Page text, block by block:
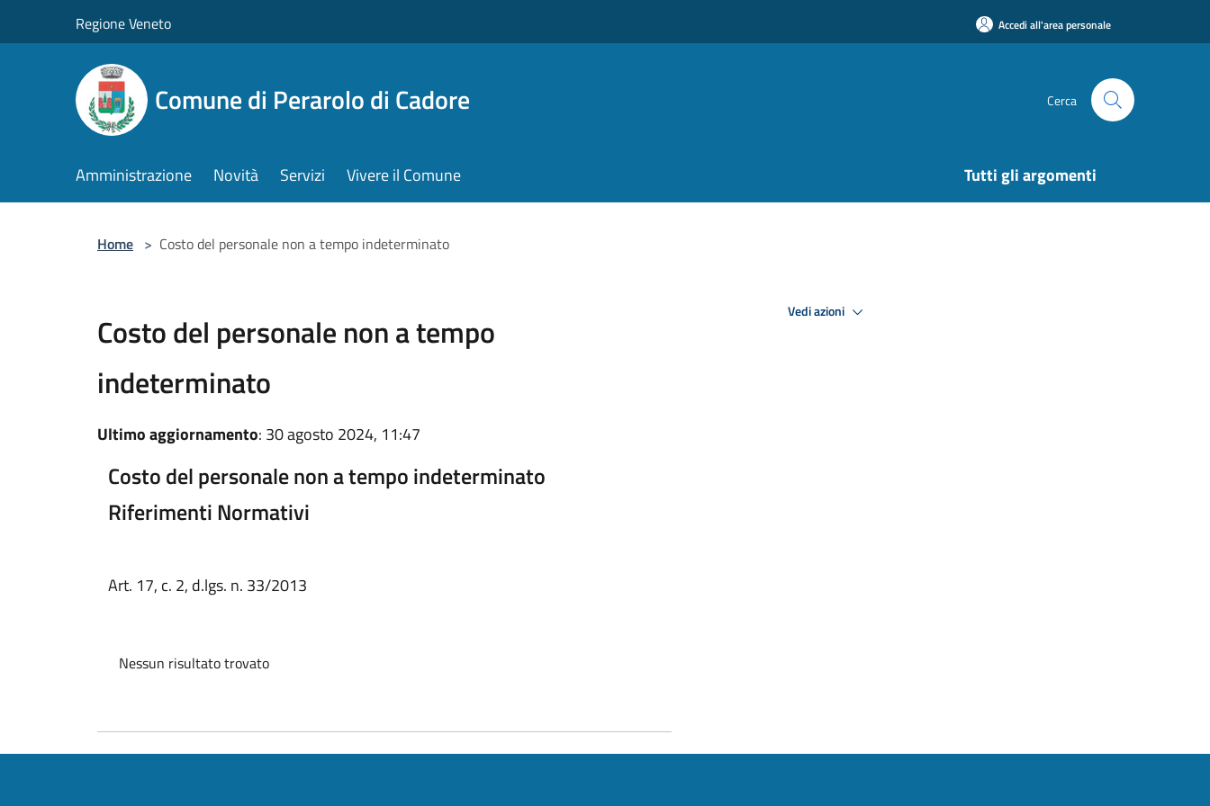
Regione Veneto Accedi all'area personale
Comune di Perarolo di Cadore Cerca
Amministrazione Novità Servizi Vivere il Comune Tutti gli argomenti
Home > Costo del personale non a tempo indeterminato
Costo del personale non a tempo
indeterminato
Ultimo aggiornamento: 30 agosto 2024, 11:47
Costo del personale non a tempo indeterminato
Riferimenti Normativi
Art. 17, c. 2, d.lgs. n. 33/2013
Nessun risultato trovato
Vedi azioni